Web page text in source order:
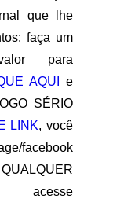
que lhe
faça um
para
AQUI
e
SÉRIO
LINK, você
facebook